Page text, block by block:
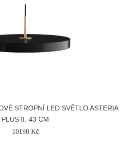
STROPNÍ LED SVĚTLO ASTERIA
PLUS II. 43 CM
10198 Kč